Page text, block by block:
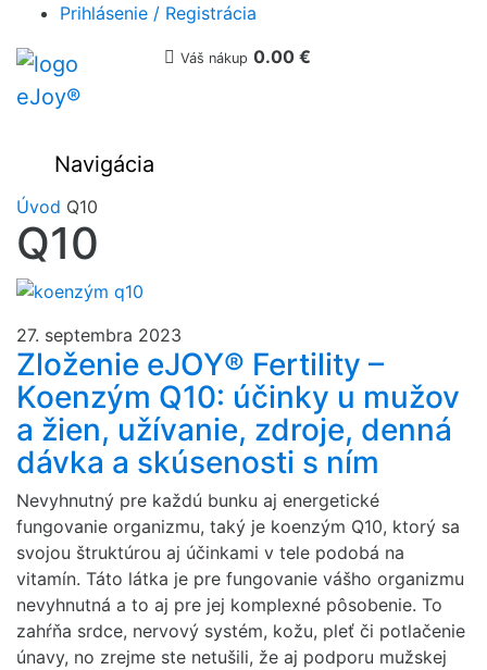
Prihlásenie / Registrácia
 Váš nákup 0.00 €
Navigácia
Úvod Q10
Q10
27. septembra 2023
Zloženie eJOY® Fertility –
Koenzým Q10: účinky u mužov
a žien, užívanie, zdroje, denná
dávka a skúsenosti s ním
Nevyhnutný pre každú bunku aj energetické
fungovanie organizmu, taký je koenzým Q10, ktorý sa
svojou štruktúrou aj účinkami v tele podobá na
vitamín. Táto látka je pre fungovanie vášho organizmu
nevyhnutná a to aj pre jej komplexné pôsobenie. To
zahŕňa srdce, nervový systém, kožu, pleť či potlačenie
únavy, no zrejme ste netušili, že aj podporu mužskej